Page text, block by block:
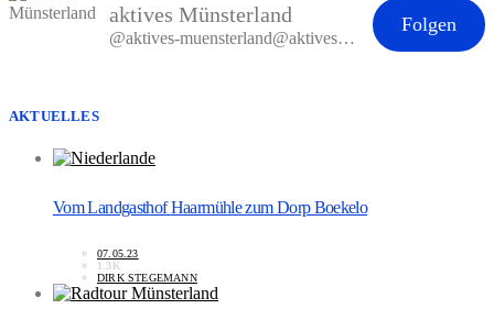
aktives Münsterland
@aktives-muensterland@aktives-muensterland.de
Folgen
AKTUELLES
Vom Landgasthof Haarmühle zum Dorp Boekelo
07.05.23
1.3K
DIRK STEGEMANN